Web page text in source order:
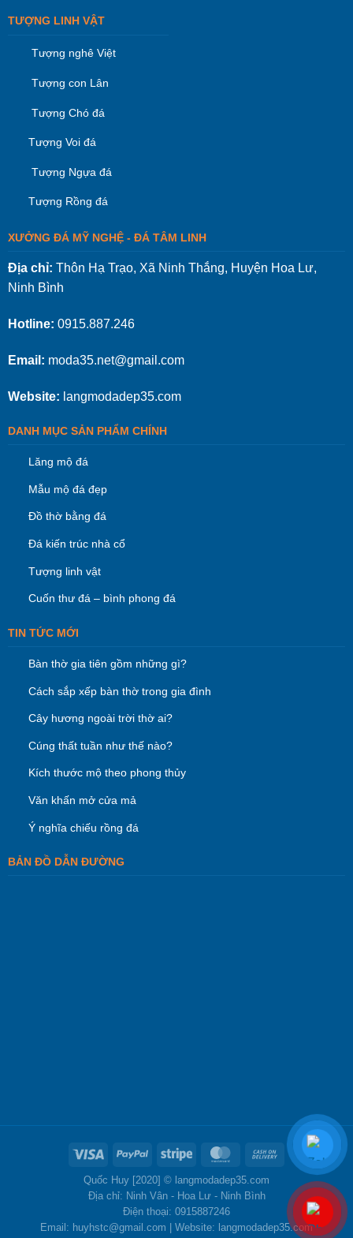
TƯỢNG LINH VẬT
Tượng nghê Việt
Tượng con Lân
Tượng Chó đá
Tượng Voi đá
Tượng Ngựa đá
Tượng Rồng đá
XƯỞNG ĐÁ MỸ NGHỆ - ĐÁ TÂM LINH
Địa chỉ: Thôn Hạ Trạo, Xã Ninh Thắng, Huyện Hoa Lư,
Ninh Bình
Hotline: 0915.887.246
Email: moda35.net@gmail.com
Website: langmodadep35.com
DANH MỤC SẢN PHẨM CHÍNH
Lăng mộ đá
Mẫu mộ đá đẹp
Đồ thờ bằng đá
Đá kiến trúc nhà cổ
Tượng linh vật
Cuốn thư đá – bình phong đá
TIN TỨC MỚI
Bàn thờ gia tiên gồm những gì?
Cách sắp xếp bàn thờ trong gia đình
Cây hương ngoài trời thờ ai?
Cúng thất tuần như thế nào?
Kích thước mộ theo phong thủy
Văn khấn mở cửa mả
Ý nghĩa chiếu rồng đá
BẢN ĐỒ DẪN ĐƯỜNG
Quốc Huy [2020] © langmodadep35.com
Địa chỉ: Ninh Vân - Hoa Lư - Ninh Bình
Điện thoại: 0915887246
Email: huyhstc@gmail.com | Website: langmodadep35.com